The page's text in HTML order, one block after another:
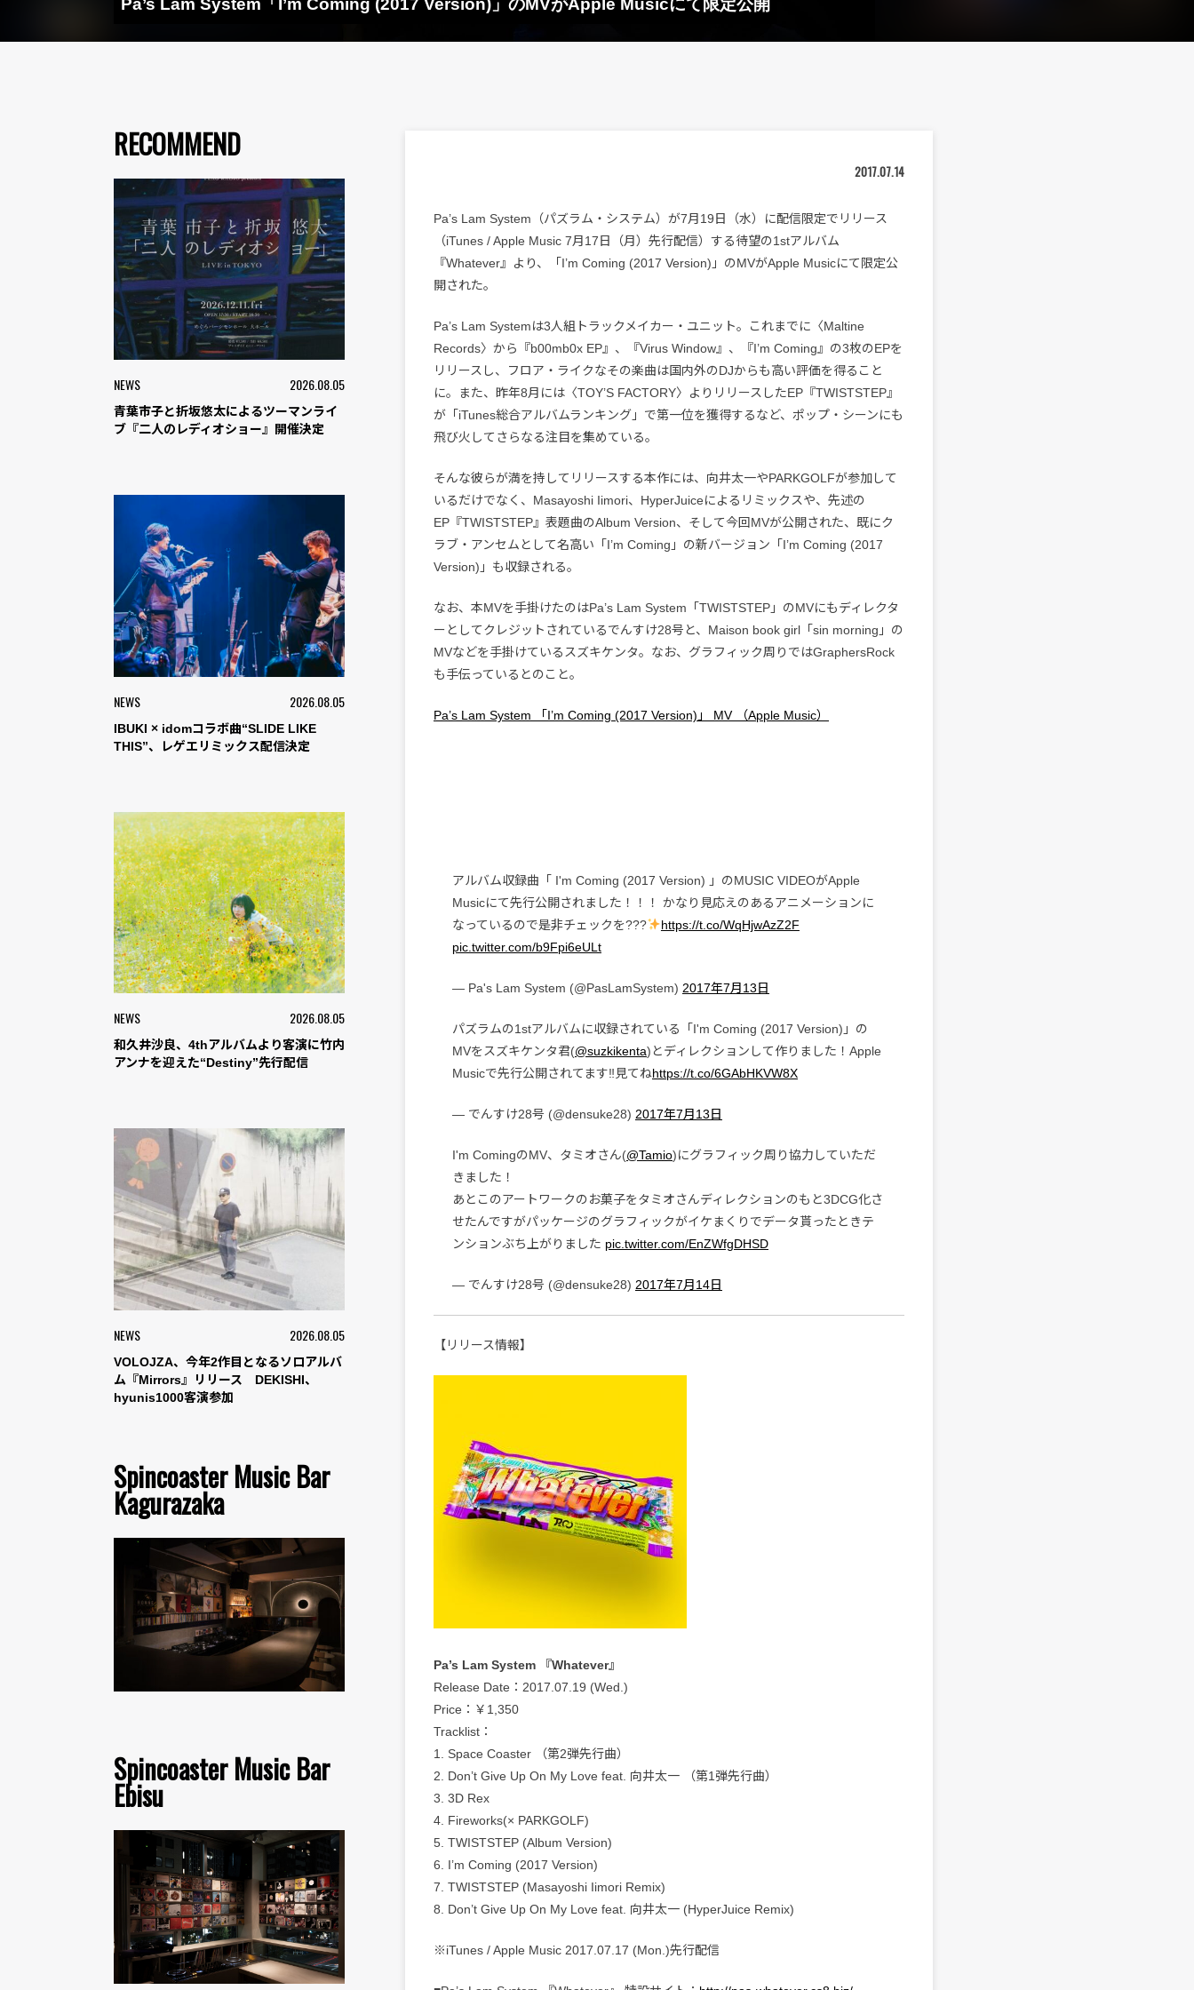
Pa’s Lam System「I’m Coming (2017 Version)」のMVがApple Musicにて限定公開
RECOMMEND
NEWS 2026.08.05
青葉市子と折坂悠太によるツーマンライ
ブ『二人のレディオショー』開催決定
NEWS 2026.08.05
IBUKI × idomコラボ曲“SLIDE LIKE
THIS”、レゲエリミックス配信決定
NEWS 2026.08.05
和久井沙良、4thアルバムより客演に竹内
アンナを迎えた“Destiny”先行配信
NEWS 2026.08.05
VOLOJZA、今年2作目となるソロアルバ
ム『Mirrors』リリース DEKISHI、
hyunis1000客演参加
Spincoaster Music Bar
Kagurazaka
Spincoaster Music Bar
Ebisu
2017.07.14
Pa’s Lam System（パズラム・システム）が7月19日（水）に配信限定でリリース
（iTunes / Apple Music 7月17日（月）先行配信）する待望の1stアルバム
『Whatever』より、「I’m Coming (2017 Version)」のMVがApple Musicにて限定公
開された。
Pa’s Lam Systemは3人組トラックメイカー・ユニット。これまでに〈Maltine
Records〉から『b00mb0x EP』、『Virus Window』、『I’m Coming』の3枚のEPを
リリースし、フロア・ライクなその楽曲は国内外のDJからも高い評価を得ること
に。また、昨年8月には〈TOY’S FACTORY〉よりリリースしたEP『TWISTSTEP』
が「iTunes総合アルバムランキング」で第一位を獲得するなど、ポップ・シーンにも
飛び火してさらなる注目を集めている。
そんな彼らが満を持してリリースする本作には、向井太一やPARKGOLFが参加して
いるだけでなく、Masayoshi Iimori、HyperJuiceによるリミックスや、先述の
EP『TWISTSTEP』表題曲のAlbum Version、そして今回MVが公開された、既にク
ラブ・アンセムとして名高い「I’m Coming」の新バージョン「I’m Coming (2017
Version)」も収録される。
なお、本MVを手掛けたのはPa’s Lam System「TWISTSTEP」のMVにもディレクタ
ーとしてクレジットされているでんすけ28号と、Maison book girl「sin morning」の
MVなどを手掛けているスズキケンタ。なお、グラフィック周りではGraphersRock
も手伝っているとのこと。
Pa’s Lam System 「I’m Coming (2017 Version)」 MV （Apple Music）
アルバム収録曲「 I'm Coming (2017 Version) 」のMUSIC VIDEOがApple
Musicにて先行公開されました！！！ かなり見応えのあるアニメーションに
なっているので是非チェックを???
https://t.co/WqHjwAzZ2F
pic.twitter.com/b9Fpi6eULt
— Pa's Lam System (@PasLamSystem) 2017年7月13日
パズラムの1stアルバムに収録されている「I'm Coming (2017 Version)」の
MVをスズキケンタ君(@suzkikenta)とディレクションして作りました！Apple
Musicで先行公開されてます‼︎見てねhttps://t.co/6GAbHKVW8X
— でんすけ28号 (@densuke28) 2017年7月13日
I'm ComingのMV、タミオさん(@Tamio)にグラフィック周り協力していただ
きました！
あとこのアートワークのお菓子をタミオさんディレクションのもと3DCG化さ
せたんですがパッケージのグラフィックがイケまくりでデータ貰ったときテ
ンションぶち上がりました pic.twitter.com/EnZWfgDHSD
— でんすけ28号 (@densuke28) 2017年7月14日
【リリース情報】
Pa’s Lam System 『Whatever』
Release Date：2017.07.19 (Wed.)
Price：￥1,350
Tracklist：
1. Space Coaster （第2弾先行曲）
2. Don’t Give Up On My Love feat. 向井太一 （第1弾先行曲）
3. 3D Rex
4. Fireworks(× PARKGOLF)
5. TWISTSTEP (Album Version)
6. I’m Coming (2017 Version)
7. TWISTSTEP (Masayoshi Iimori Remix)
8. Don’t Give Up On My Love feat. 向井太一 (HyperJuice Remix)
※iTunes / Apple Music 2017.07.17 (Mon.)先行配信